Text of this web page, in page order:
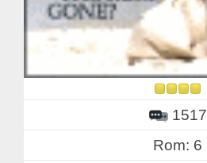
1517
Rom: 6